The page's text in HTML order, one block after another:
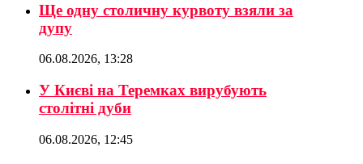
Ще одну столичну курвоту взяли за
дупу
06.08.2026, 13:28
У Києві на Теремках вирубують
столітні дуби
06.08.2026, 12:45